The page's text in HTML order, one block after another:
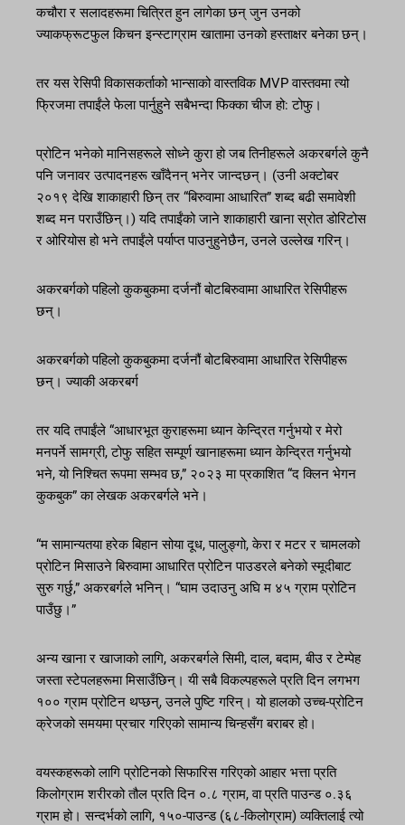
कचौरा र सलादहरूमा चित्रित हुन लागेका छन् जुन उनको
ज्याकफ्रूटफुल किचन इन्स्टाग्राम खातामा उनको हस्ताक्षर बनेका छन्।
तर यस रेसिपी विकासकर्ताको भान्साको वास्तविक MVP वास्तवमा त्यो
फ्रिजमा तपाईंले फेला पार्नुहुने सबैभन्दा फिक्का चीज हो: टोफु।
प्रोटिन भनेको मानिसहरूले सोध्ने कुरा हो जब तिनीहरूले अकरबर्गले कुनै
पनि जनावर उत्पादनहरू खाँदैनन् भनेर जान्दछन्। (उनी अक्टोबर
२०१९ देखि शाकाहारी छिन् तर “बिरुवामा आधारित” शब्द बढी समावेशी
शब्द मन पराउँछिन्।) यदि तपाईंको जाने शाकाहारी खाना स्रोत डोरिटोस
र ओरियोस हो भने तपाईंले पर्याप्त पाउनुहुनेछैन, उनले उल्लेख गरिन्।
अकरबर्गको पहिलो कुकबुकमा दर्जनौं बोटबिरुवामा आधारित रेसिपीहरू
छन्।
अकरबर्गको पहिलो कुकबुकमा दर्जनौं बोटबिरुवामा आधारित रेसिपीहरू
छन्। ज्याकी अकरबर्ग
तर यदि तपाईंले “आधारभूत कुराहरूमा ध्यान केन्द्रित गर्नुभयो र मेरो
मनपर्ने सामग्री, टोफु सहित सम्पूर्ण खानाहरूमा ध्यान केन्द्रित गर्नुभयो
भने, यो निश्चित रूपमा सम्भव छ,” २०२३ मा प्रकाशित “द क्लिन भेगन
कुकबुक” का लेखक अकरबर्गले भने।
“म सामान्यतया हरेक बिहान सोया दूध, पालुङ्गो, केरा र मटर र चामलको
प्रोटिन मिसाउने बिरुवामा आधारित प्रोटिन पाउडरले बनेको स्मूदीबाट
सुरु गर्छु,” अकरबर्गले भनिन्। “घाम उदाउनु अघि म ४५ ग्राम प्रोटिन
पाउँछु।”
अन्य खाना र खाजाको लागि, अकरबर्गले सिमी, दाल, बदाम, बीउ र टेम्पेह
जस्ता स्टेपलहरूमा मिसाउँछिन्। यी सबै विकल्पहरूले प्रति दिन लगभग
१०० ग्राम प्रोटिन थप्छन्, उनले पुष्टि गरिन्। यो हालको उच्च-प्रोटिन
क्रेजको समयमा प्रचार गरिएको सामान्य चिन्हसँग बराबर हो।
वयस्कहरूको लागि प्रोटिनको सिफारिस गरिएको आहार भत्ता प्रति
किलोग्राम शरीरको तौल प्रति दिन ०.८ ग्राम, वा प्रति पाउन्ड ०.३६
ग्राम हो। सन्दर्भको लागि, १५०-पाउन्ड (६८-किलोग्राम) व्यक्तिलाई त्यो